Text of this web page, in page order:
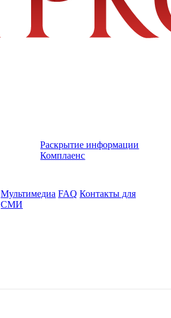
Раскрытие информации
Комплаенс
Мультимедиа FAQ Контакты для
СМИ